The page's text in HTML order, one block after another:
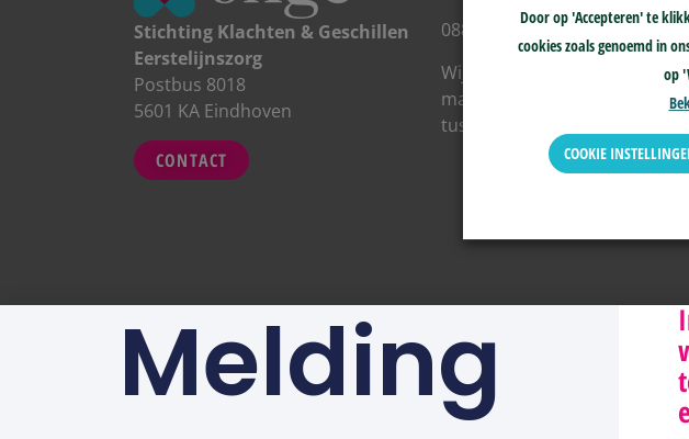
Stichting Klachten & Geschillen
Eerstelijnszorg
Postbus 8018
5601 KA Eindhoven
CONTACT
088 0229100
Wij zijn telefonisch bereikbaar
maandag tot en met
tussen 10:00-15:00
Privacy&Disclaimer
Door op 'Accepteren' te
cookies zoals genoemd in
op
COOKIE
Melding